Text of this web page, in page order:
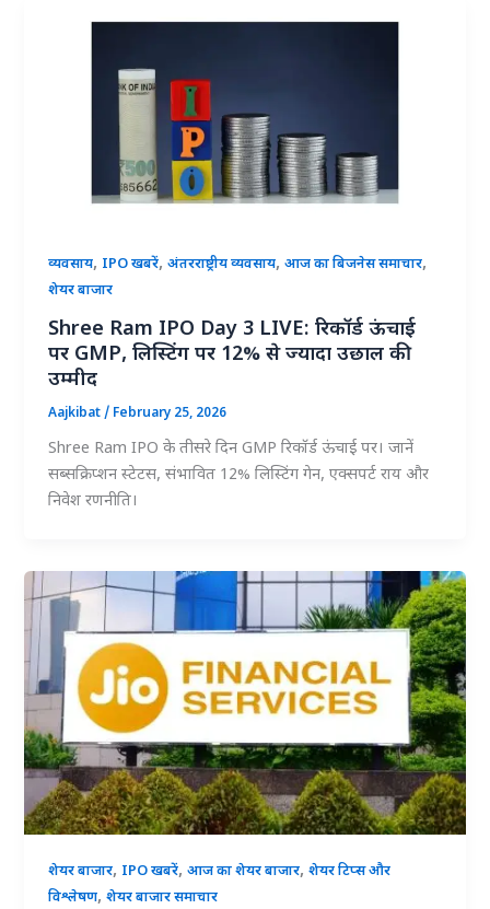
व्यवसाय, IPO खबरें,अंतरराष्ट्रीय व्यवसाय,आज का बिजनेस समाचार,
शेयर बाजार
Shree Ram IPO Day 3 LIVE: रिकॉर्ड ऊंचाई
पर GMP, लिस्टिंग पर 12% से ज्यादा उछाल की
उम्मीद
Aajkibat/ February 25, 2026
Shree Ram IPO के तीसरे दिन GMP रिकॉर्ड ऊंचाई पर। जानें
सब्सक्रिप्शन स्टेटस, संभावित 12% लिस्टिंग गेन, एक्सपर्ट राय और
निवेश रणनीति।
शेयर बाजार, IPO खबरें,आज का शेयर बाजार,शेयर टिप्स और
विश्लेषण,शेयर बाजार समाचार